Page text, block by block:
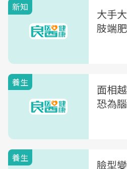
新知
大手
肢端
養生
面相
恐為
養生 臉型